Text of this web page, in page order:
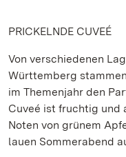
PRICKELNDE CUVEÉ
Von verschiedenen
Württemberg
im Themenjahr den
Cuveé ist fruchtig und
Noten von grünem
lauen Sommerabend